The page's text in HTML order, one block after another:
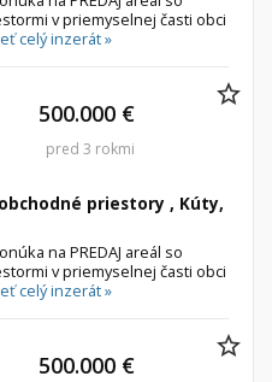
v priemyselnej časti obci
celý inzerát »
priestory , Kúty,
na PREDAJ areál so
v priemyselnej časti obci
celý inzerát »
500.000 €
pred 3 rokmi
500.000 €